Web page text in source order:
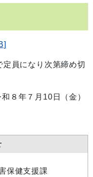
になり次第締め切
年７月10日（金）
保健支援課